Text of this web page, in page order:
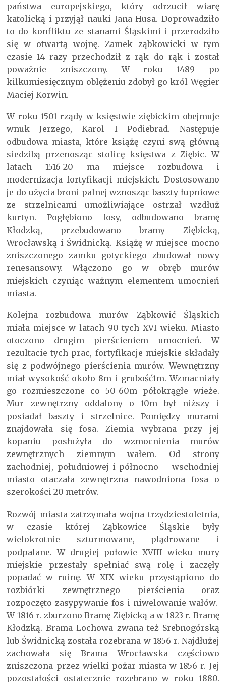
państwa europejskiego, który odrzucił wiarę
katolicką i przyjął nauki Jana Husa. Doprowadziło
to do konfliktu ze stanami Śląskimi i przerodziło
się w otwartą wojnę. Zamek ząbkowicki w tym
czasie 14 razy przechodził z rąk do rąk i został
poważnie zniszczony. W roku 1489 po
kilkumiesięcznym oblężeniu zdobył go król Węgier
Maciej Korwin.
W roku 1501 rządy w księstwie ziębickim obejmuje
wnuk Jerzego, Karol I Podiebrad. Następuje
odbudowa miasta, które książę czyni swą główną
siedzibą przenosząc stolicę księstwa z Ziębic. W
latach 1516-20 ma miejsce rozbudowa i
modernizacja fortyfikacji miejskich. Dostosowano
je do użycia broni palnej wznosząc baszty łupniowe
ze strzelnicami umożliwiające ostrzał wzdłuż
kurtyn. Pogłębiono fosy, odbudowano bramę
Kłodzką, przebudowano bramy Ziębicką,
Wrocławską i Świdnicką. Książę w miejsce mocno
zniszczonego zamku gotyckiego zbudował nowy
renesansowy. Włączono go w obręb murów
miejskich czyniąc ważnym elementem umocnień
miasta.
Kolejna rozbudowa murów Ząbkowić Śląskich
miała miejsce w latach 90-tych XVI wieku. Miasto
otoczono drugim pierścieniem umocnień. W
rezultacie tych prac, fortyfikacje miejskie składały
się z podwójnego pierścienia murów. Wewnętrzny
miał wysokość około 8m i grubość1m. Wzmacniały
go rozmieszczone co 50-60m półokrągłe wieże.
Mur zewnętrzny oddalony o 10m był niższy i
posiadał baszty i strzelnice. Pomiędzy murami
znajdowała się fosa. Ziemia wybrana przy jej
kopaniu posłużyła do wzmocnienia murów
zewnętrznych ziemnym wałem. Od strony
zachodniej, południowej i północno – wschodniej
miasto otaczała zewnętrzna nawodniona fosa o
szerokości 20 metrów.
Rozwój miasta zatrzymała wojna trzydziestoletnia,
w czasie której Ząbkowice Śląskie były
wielokrotnie szturmowane, plądrowane i
podpalane. W drugiej połowie XVIII wieku mury
miejskie przestały spełniać swą rolę i zaczęły
popadać w ruinę. W XIX wieku przystąpiono do
rozbiórki zewnętrznego pierścienia oraz
rozpoczęto zasypywanie fos i niwelowanie wałów.
W 1816 r. zburzono Bramę Ziębicką a w 1823 r. Bramę
Kłodzką. Brama Lochowa zwana też Srebnogórską
lub Świdnicką została rozebrana w 1856 r. Najdłużej
zachowała się Brama Wrocławska częściowo
zniszczona przez wielki pożar miasta w 1856 r. Jej
pozostałości ostatecznie rozebrano w roku 1880.